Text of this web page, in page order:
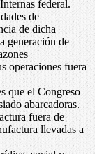
federal.
de
de dicha
generación de
operaciones fuera
que el Congreso
abarcadoras.
fuera de
llevadas a